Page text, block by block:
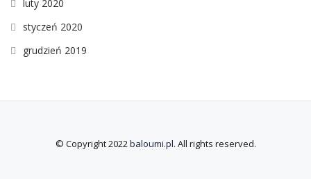
luty 2020
styczeń 2020
grudzień 2019
© Copyright 2022baloumi.pl. All rights reserved.